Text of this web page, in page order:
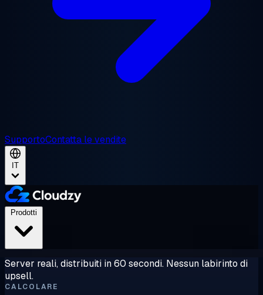
SupportoContatta le vendite
IT
Server reali, distribuiti in 60 secondi. Nessun labirinto di
upsell.
CALCOLARE